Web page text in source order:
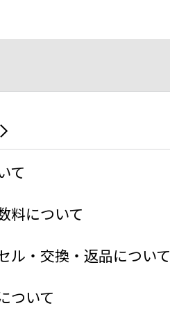
て
料について
ル・交換・返品について
ついて